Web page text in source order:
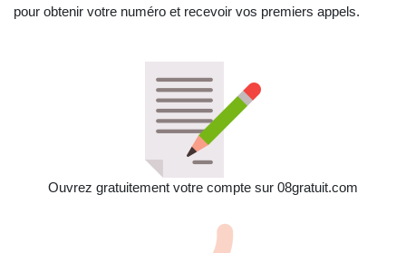
pour obtenir votre numéro et recevoir vos premiers appels.
Ouvrez gratuitement votre compte sur 08gratuit.com